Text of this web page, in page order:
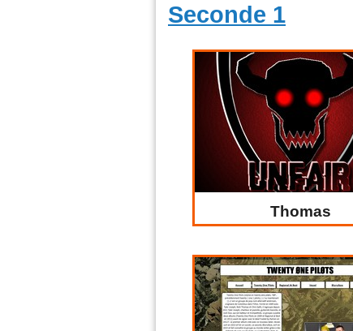
Seconde 1
Thomas